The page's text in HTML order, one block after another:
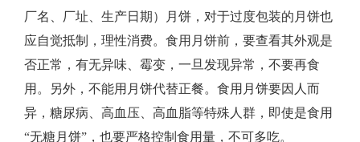
厂名、厂址、生产日期）月饼，对于过度包装的月饼也
应自觉抵制，理性消费。食用月饼前，要查看其外观是
否正常，有无异味、霉变，一旦发现异常，不要再食
用。另外，不能用月饼代替正餐。食用月饼要因人而
异，糖尿病、高血压、高血脂等特殊人群，即使是食用
“无糖月饼”，也要严格控制食用量，不可多吃。